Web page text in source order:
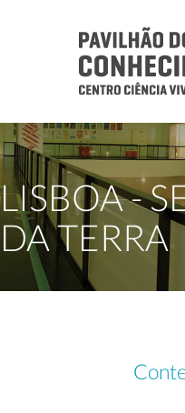
LISBOA -
DA TERRA